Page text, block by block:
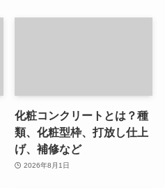
化粧コンクリートとは？種
類、化粧型枠、打放し仕上
げ、補修など
2026年8月1日